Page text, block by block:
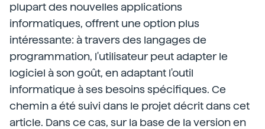
plupart des nouvelles applications
informatiques, offrent une option plus
intéressante: à travers des langages de
programmation, l'utilisateur peut adapter le
logiciel à son goût, en adaptant l'outil
informatique à ses besoins spécifiques. Ce
chemin a été suivi dans le projet décrit dans cet
article. Dans ce cas, sur la base de la version en